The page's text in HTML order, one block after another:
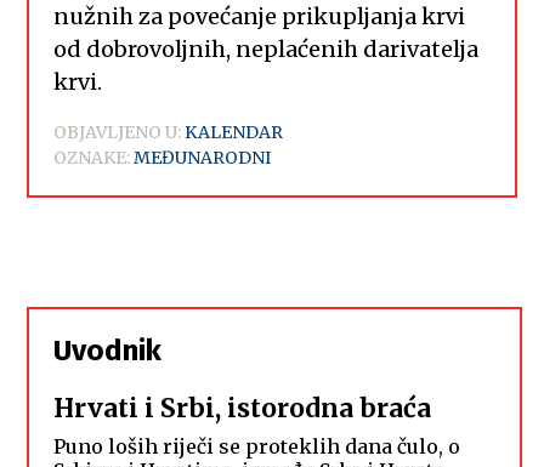
nužnih za povećanje prikupljanja krvi
od dobrovoljnih, neplaćenih darivatelja
krvi.
OBJAVLJENO U:KALENDAR
OZNAKE:MEĐUNARODNI
Uvodnik
Hrvati i Srbi, istorodna braća
Puno loših riječi se proteklih dana čulo, o